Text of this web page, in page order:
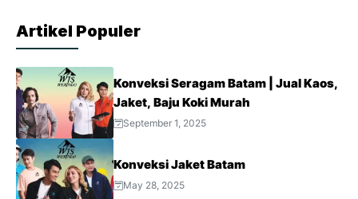
Artikel Populer
Konveksi Seragam Batam | Jual Kaos,
Jaket, Baju Koki Murah
September 1, 2025
Konveksi Jaket Batam
May 28, 2025